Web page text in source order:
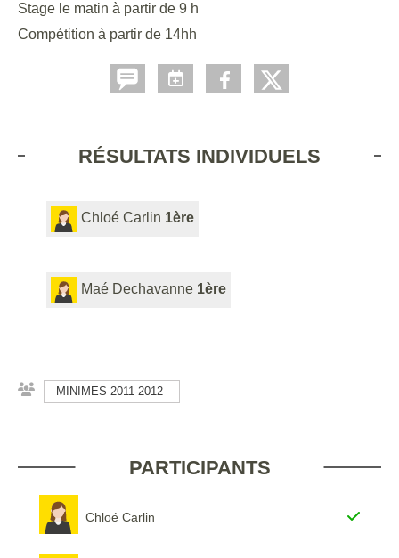
Stage le matin à partir de 9 h
Compétition à partir de 14hh
RÉSULTATS INDIVIDUELS
Chloé Carlin 1ère
Maé Dechavanne 1ère
MINIMES 2011-2012
PARTICIPANTS
Chloé Carlin